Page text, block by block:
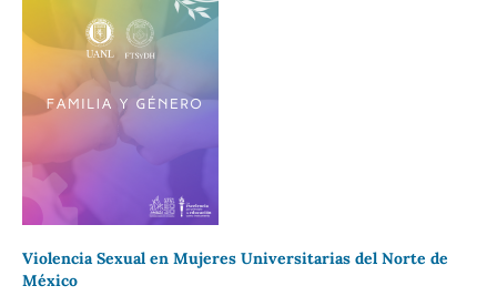
Violencia Sexual en Mujeres Universitarias del Norte de
México